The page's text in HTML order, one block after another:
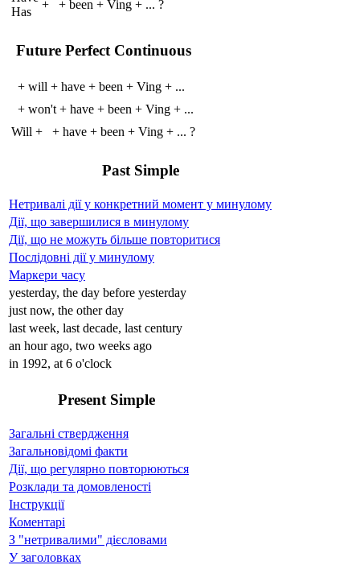
Has
+ + been + Ving + ... ?
Future Perfect Continuous
+ will + have + been + Ving + ...
+ won't + have + been + Ving + ...
Will + + have + been + Ving + ... ?
Past Simple
Нетривалі дії у конкретний момент у минулому
Дії, що завершилися в минулому
Дії, що не можуть більше повторитися
Послідовні дії у минулому
Маркери часу
yesterday, the day before yesterday
just now, the other day
last week, last decade, last century
an hour ago, two weeks ago
in 1992, at 6 o'clock
Present Simple
Загальні ствердження
Загальновідомі факти
Дії, що регулярно повторюються
Розклади та домовленості
Інструкції
Коментарі
З "нетривалими" дієсловами
У заголовках